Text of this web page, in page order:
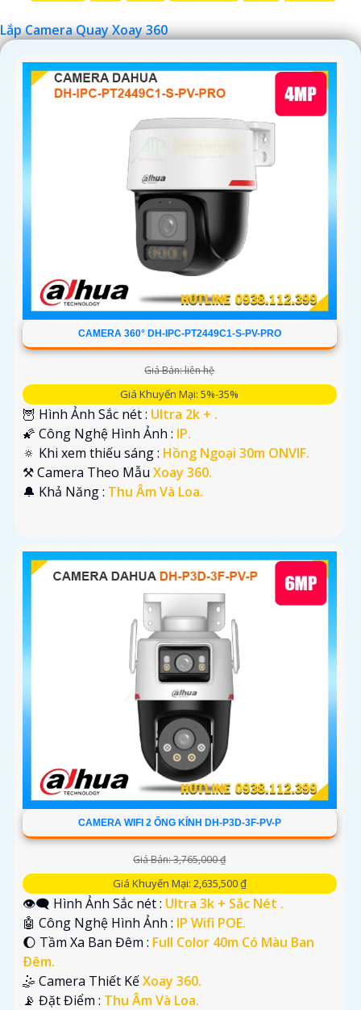
'
Lắp Camera Quay Xoay 360
CAMERA 360° DH-IPC-PT2449C1-S-PV-PRO
Giá Bán: liên hệ
Giá Khuyến Mại: 5%-35%
🦉 Hình Ảnh Sắc nét : Ultra 2k + .
🌠 Công Nghệ Hình Ảnh : IP.
🔅 Khi xem thiếu sáng : Hồng Ngoại 30m ONVIF.
⚒ Camera Theo Mẫu Xoay 360.
️🔔 Khả Năng : Thu Âm Và Loa.
CAMERA WIFI 2 ỐNG KÍNH DH-P3D-3F-PV-P
Giá Bán: 3,765,000 ₫
Giá Khuyến Mại: 2,635,500 ₫
👁️‍🗨 Hình Ảnh Sắc nét : Ultra 3k + Sắc Nét .
🤖️ Công Nghệ Hình Ảnh : IP Wifi POE.
🌔 Tầm Xa Ban Đêm : Full Color 40m Có Màu Ban
Ðêm.
🤹 Camera Thiết KếXoay 360.
️📡 Đặt Điểm : Thu Âm Và Loa.